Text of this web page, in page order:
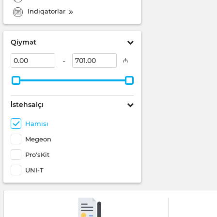
İndiqatorlar
Qiymət
- ₼
İstehsalçı
Hamısı
Megeon
Pro'sKit
UNI-T